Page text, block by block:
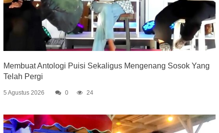
Membuat Antologi Puisi Sekaligus Mengenang Sosok Yang
Telah Pergi
5 Agustus 2026 0 24